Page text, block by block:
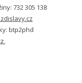
732 305 138
btp2phd